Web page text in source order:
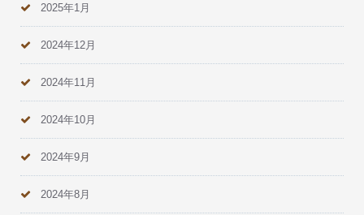
2025年1月
2024年12月
2024年11月
2024年10月
2024年9月
2024年8月